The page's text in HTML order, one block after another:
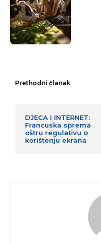
Prethodni članak
DJECA I INTERNET:
Francuska sprema
oštru regulativu o
korištenju ekrana